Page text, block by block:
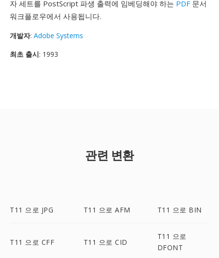
자 세트를 PostScript 파생 출력에 임베딩해야 하는 PDF 문서
워크플로우에서 사용됩니다.
개발자: Adobe Systems
최초 출시: 1993
관련 변환
T11 으로 JPG T11 으로 AFM T11 으로 BIN
T11 으로 CFF T11 으로 CID
T11 으로
DFONT